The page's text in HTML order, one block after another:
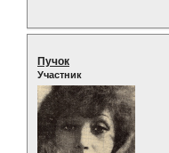
Пучок
Участник